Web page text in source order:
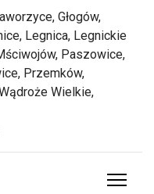
Głogów,
Legnica, Legnickie
Paszowice,
Przemków,
Wielkie,